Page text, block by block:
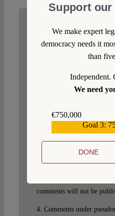
1. We welcome your
rights to make sure that
safe and attractive place
by us. Just as with posts,
means not all submitted
2. We expect comments
topic and free of sarcasm,
arguments.
comments will not be
4. Comments under
Support our
We make expert
democracy needs it
than
Independent.
We need
€750,000
Goal 3:
DONE